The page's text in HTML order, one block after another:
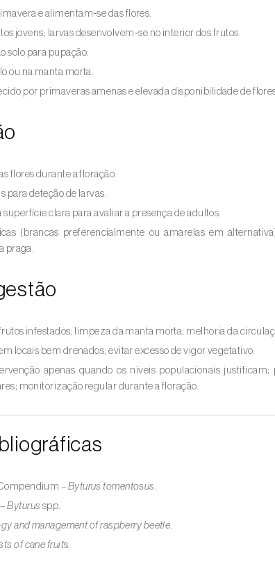
e alimentam‑se das flores.
jovens; larvas desenvolvem‑se no interior dos frutos.
solo para pupação.
ou na manta morta.
por primaveras amenas e elevada disponibilidade de
flores durante a floração.
para deteção de larvas.
clara para avaliar a presença de adultos.
(brancas preferencialmente ou amarelas em
praga.
infestados; limpeza da manta morta; melhoria da
locais bem drenados; evitar excesso de vigor vegetativo.
apenas quando os níveis populacionais
monitorização regular durante a floração.
– Byturus tomentosus
–Byturus spp.
and management of raspberry beetle
of cane fruits.